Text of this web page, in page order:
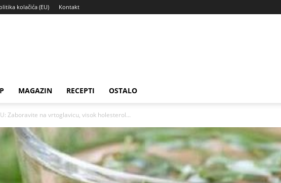
kolačića (EU) Kontakt
MAGAZIN RECEPTI OSTALO
Zaboravite na vrtoglavicu, visok holesterol...